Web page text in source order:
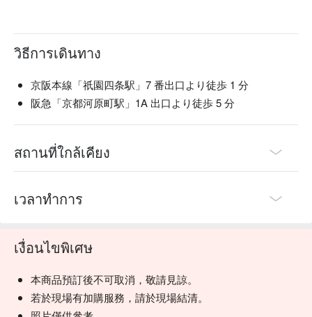
วิธีการเดินทาง
京阪本線「祇園四条駅」7 番出口より徒歩 1 分
阪急「京都河原町駅」1A 出口より徒歩 5 分
สถานที่ใกล้เคียง
เวลาทำการ
เงื่อนไขพิเศษ
本商品預訂後不可取消，敬請見諒。
若於現場有加購服務，請於現場結清。